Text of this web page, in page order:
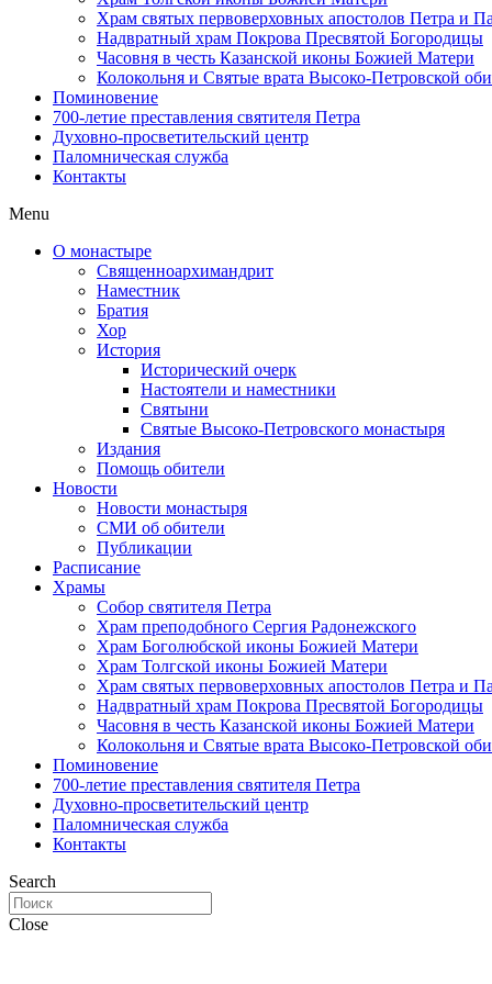
Храм святых первоверховных апостолов Петра и
Надвратный храм Покрова Пресвятой Богородицы
Часовня в честь Казанской иконы Божией Матери
Колокольня и Святые врата Высоко-Петровской
Поминовение
700-летие преставления святителя Петра
Духовно-просветительский центр
Паломническая служба
Контакты
Menu
О монастыре
Священноархимандрит
Наместник
Братия
Хор
История
Исторический очерк
Настоятели и наместники
Святыни
Святые Высоко-Петровского монастыря
Издания
Помощь обители
Новости
Новости монастыря
СМИ об обители
Публикации
Расписание
Храмы
Собор святителя Петра
Храм преподобного Сергия Радонежского
Храм Боголюбской иконы Божией Матери
Храм Толгской иконы Божией Матери
Храм святых первоверховных апостолов Петра и
Надвратный храм Покрова Пресвятой Богородицы
Часовня в честь Казанской иконы Божией Матери
Колокольня и Святые врата Высоко-Петровской
Поминовение
700-летие преставления святителя Петра
Духовно-просветительский центр
Паломническая служба
Контакты
Search
Close